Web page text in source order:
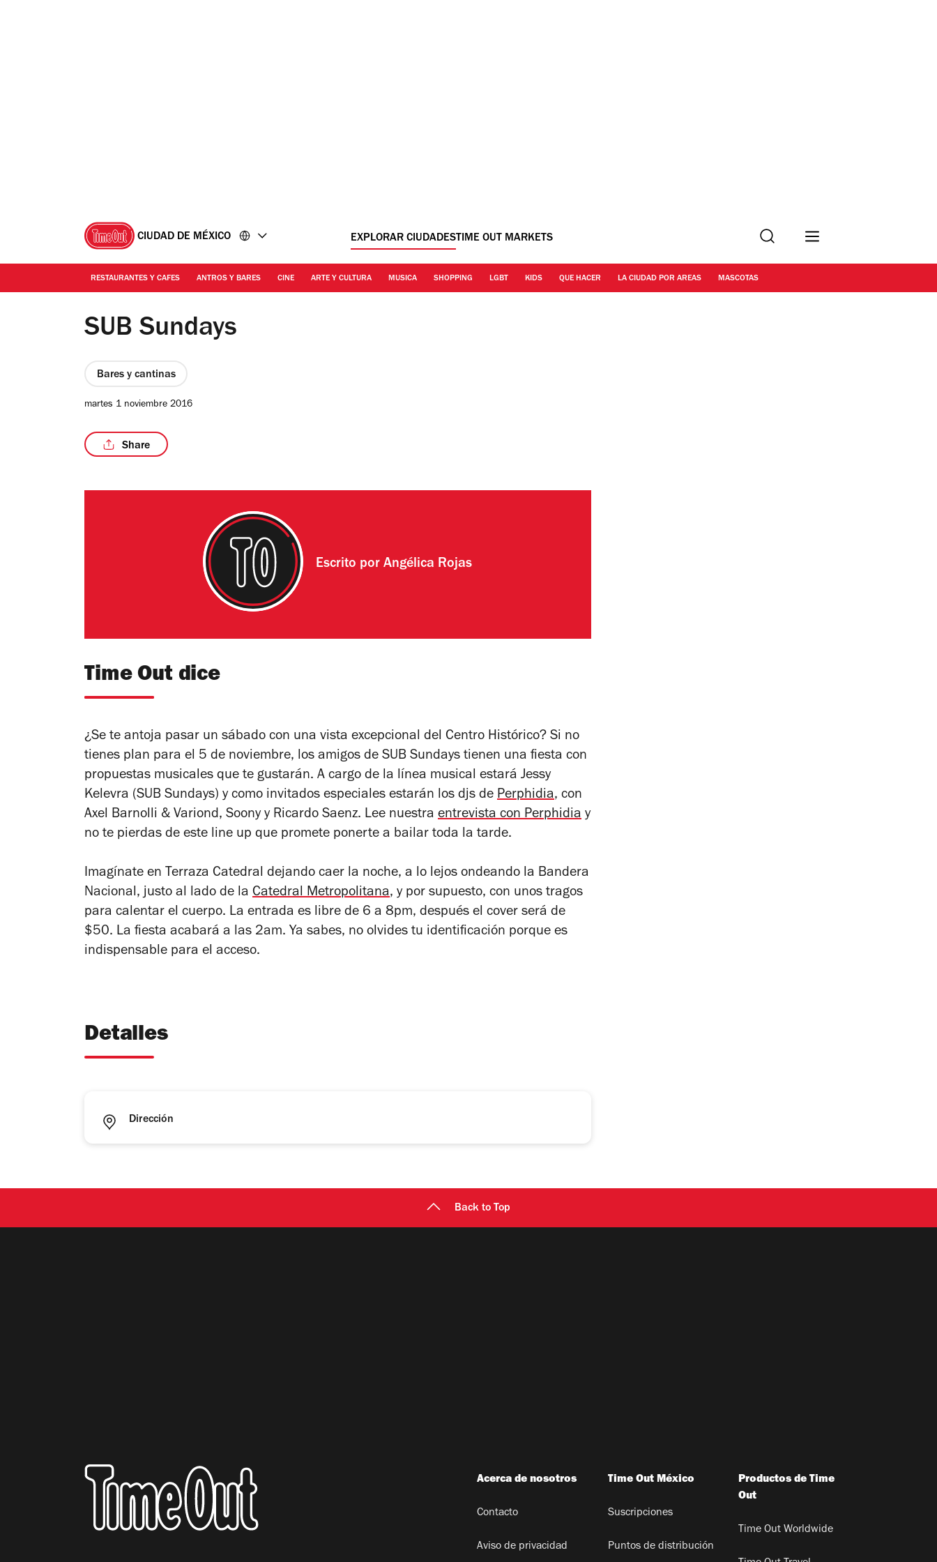
CIUDAD DE MÉXICO EXPLORAR CIUDADESTIME OUT MARKETS Buscar
RESTAURANTES Y CAFES ANTROS Y BARES CINE ARTE Y CULTURA MUSICA SHOPPING LGBT KIDS QUE HACER LA CIUDAD POR AREAS MASCOTAS
SUB Sundays
Bares y cantinas
martes 1 noviembre 2016
Share
Escrito porAngélica Rojas
Time Out dice
¿Se te antoja pasar un sábado con una vista excepcional del Centro Histórico? Si no
tienes plan para el 5 de noviembre, los amigos de SUB Sundays tienen una fiesta con
propuestas musicales que te gustarán. A cargo de la línea musical estará Jessy
Kelevra (SUB Sundays) y como invitados especiales estarán los djs de Perphidia, con
Axel Barnolli & Variond, Soony y Ricardo Saenz. Lee nuestra entrevista con Perphidia y
no te pierdas de este line up que promete ponerte a bailar toda la tarde.
Imagínate en Terraza Catedral dejando caer la noche, a lo lejos ondeando la Bandera
Nacional, justo al lado de la Catedral Metropolitana, y por supuesto, con unos tragos
para calentar el cuerpo. La entrada es libre de 6 a 8pm, después el cover será de
$50. La fiesta acabará a las 2am. Ya sabes, no olvides tu identificación porque es
indispensable para el acceso.
Detalles
Dirección
Back to Top
Acerca de nosotros
Contacto
Aviso de privacidad
Time Out México
Suscripciones
Puntos de distribución
Productos de Time
Out
Time Out Worldwide